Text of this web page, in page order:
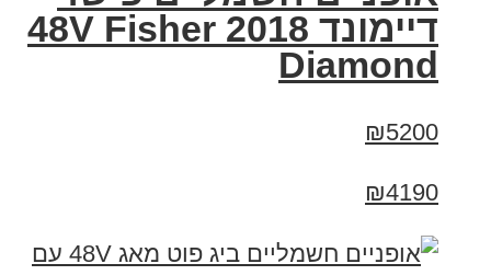
דיימונד 2018 48V Fisher
Diamond
₪5200
₪4190